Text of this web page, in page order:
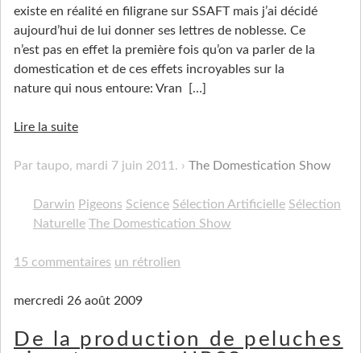
existe en réalité en filigrane sur SSAFT mais j’ai décidé
aujourd’hui de lui donner ses lettres de noblesse. Ce
n’est pas en effet la première fois qu’on va parler de la
domestication et de ces effets incroyables sur la
nature qui nous entoure: Vran
[…]
Lire la suite
Par taupo, mardi 7 juin 2011 . The Domestication Show
Darwin Pigeons Science Sélection Artificielle Sélection
Naturelle The Domestication Show
15 commentaires un rétrolien
mercredi 26 août 2009
De la production de peluches